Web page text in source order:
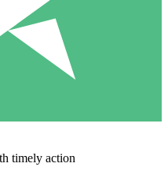
timely action